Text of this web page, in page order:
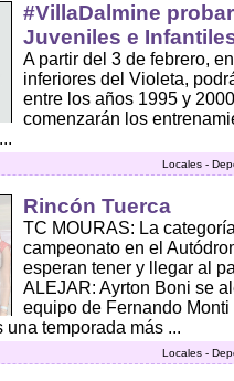
#VillaDalmine
Juveniles e
A partir del 3 de febrero,
inferiores del Violeta,
entre los años 1995 y
comenzarán los
Locales -
Rincón Tuerca
TC MOURAS: La
campeonato en el
esperan tener y llegar al
ALEJAR: Ayrton Boni se
equipo de Fernando
una temporada más ...
Locales -